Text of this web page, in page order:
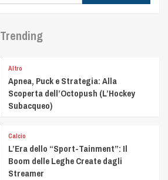
Trending
Altro
Apnea, Puck e Strategia: Alla
Scoperta dell’Octopush (L’Hockey
Subacqueo)
Calcio
L’Era dello “Sport-Tainment”: Il
Boom delle Leghe Create dagli
Streamer